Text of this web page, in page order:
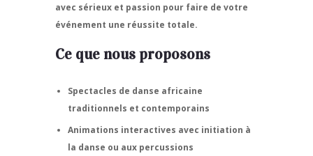
avec sérieux et passion pour faire de votre
événement une réussite totale.
Ce que nous proposons
Spectacles de danse africaine
traditionnels et contemporains
Animations interactives avec initiation à
la danse ou aux percussions